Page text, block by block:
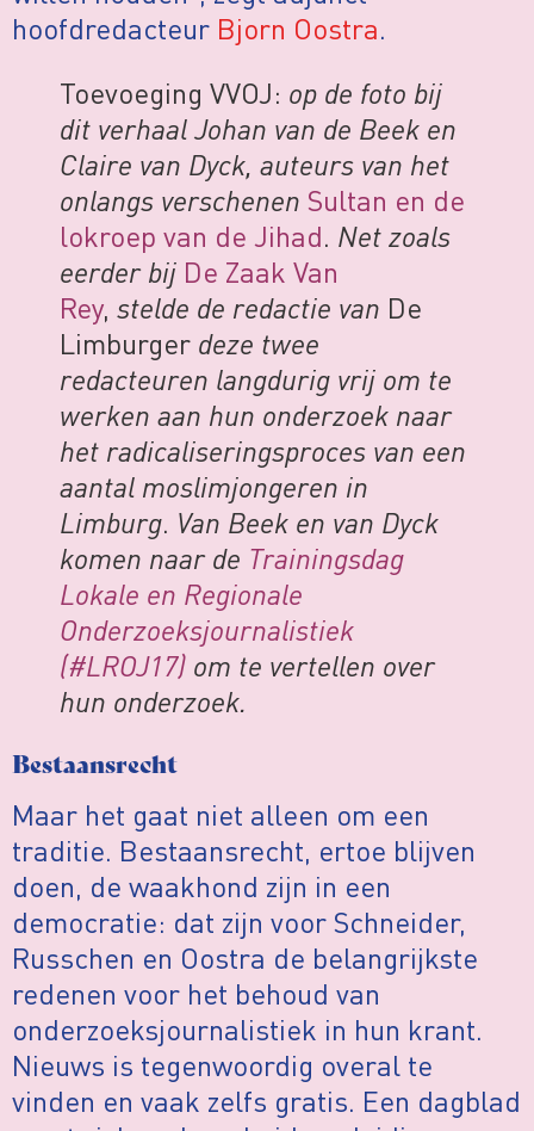
hoofdredacteur Bjorn Oostra.
Toevoeging VVOJ: op de foto bij
dit verhaal Johan van de Beek en
Claire van Dyck, auteurs van het
onlangs verschenen Sultan en de
lokroep van de Jihad. Net zoals
eerder bij De Zaak Van
Rey, stelde de redactie van De
Limburger deze twee
redacteuren langdurig vrij om te
werken aan hun onderzoek naar
het radicaliseringsproces van een
aantal moslimjongeren in
Limburg. Van Beek en van Dyck
komen naar de Trainingsdag
Lokale en Regionale
Onderzoeksjournalistiek
(#LROJ17) om te vertellen over
hun onderzoek.
Bestaansrecht
Maar het gaat niet alleen om een
traditie. Bestaansrecht, ertoe blijven
doen, de waakhond zijn in een
democratie: dat zijn voor Schneider,
Russchen en Oostra de belangrijkste
redenen voor het behoud van
onderzoeksjournalistiek in hun krant.
Nieuws is tegenwoordig overal te
vinden en vaak zelfs gratis. Een dagblad